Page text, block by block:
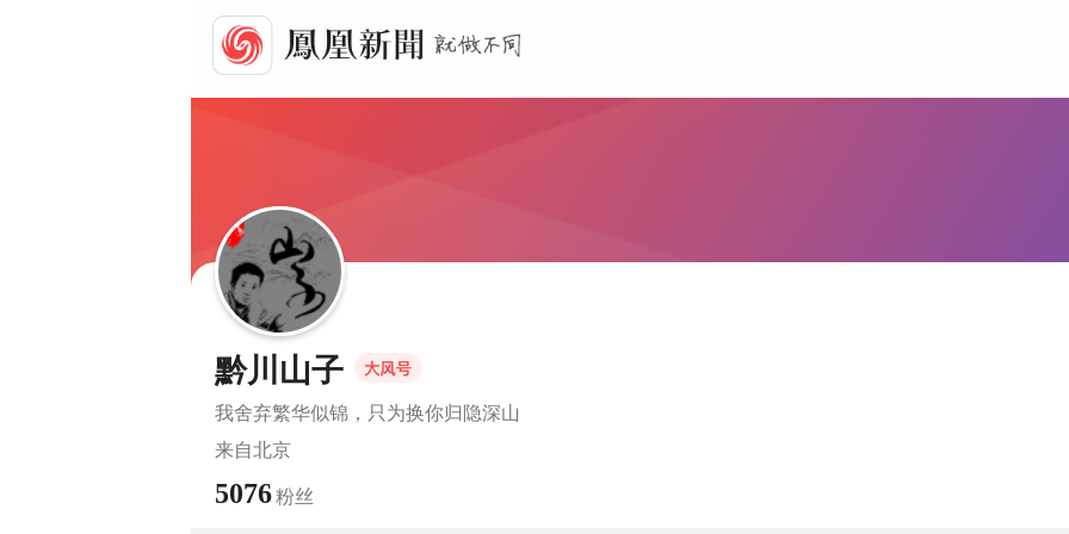
黔川山子
我舍弃繁华似锦，只为换你归隐深山
来自北京
5076粉丝